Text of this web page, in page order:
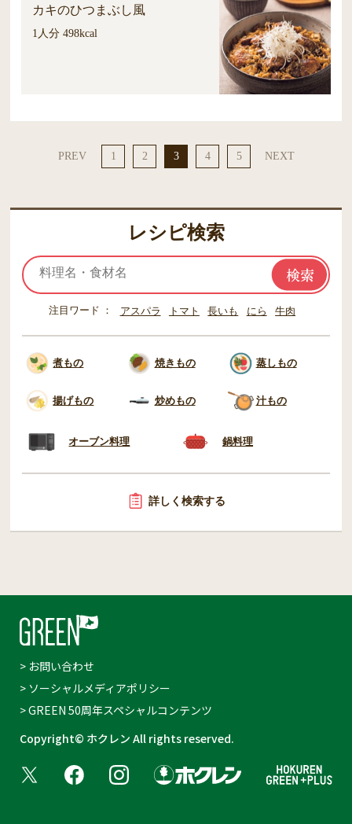
カキのひつまぶし風
1人分 498kcal
PREV 1 2 3 4 5 NEXT
レシピ検索
注目ワード アスパラ トマト 長いも にら 牛肉
煮もの 焼きもの 蒸しもの
揚げもの 炒めもの 汁もの
オーブン料理 鍋料理
詳しく検索する
> お問い合わせ
> ソーシャルメディアポリシー
> GREEN 50周年スペシャルコンテンツ
Copyright© ホクレン All rights reserved.